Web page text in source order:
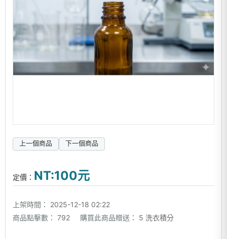
上一個商品 下一個商品
定價： NT:100元
上架時間：
2025-12-18 02:22
商品點擊數： 792 購買此商品贈送： 5 洗衣積分